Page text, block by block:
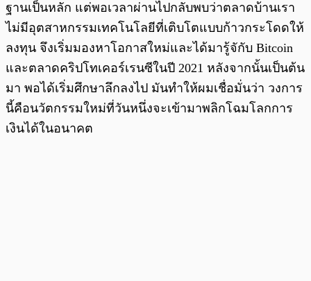
ฐานเป็นหลัก แต่พอเวลาผ่านไปกลับพบว่าตลาดบ้านเรา
ไม่มีอุตสาหกรรมเทคโนโลยีที่เติบโตแบบก้าวกระโดดให้
ลงทุน จึงเริ่มมองหาโอกาสใหม่และได้มารู้จักับ Bitcoin
และตลาดคริปโทเคอร์เรนซีในปี 2021 หลังจากนั้นเป็นต้น
มา พอได้เริ่มศึกษาลึกลงไป มันทำให้ผมเชื่อมั่นว่า วงการ
นี้คือนวัตกรรมใหม่ที่วันหนึ่งจะเข้ามาพลิกโฉมโลกการ
เงินได้ในอนาคต